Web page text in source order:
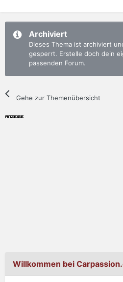
Archiviert
Dieses Thema ist archiviert
gesperrt. Erstelle doch dein
passenden Forum.
Gehe zur Themenübersicht
Willkommen bei